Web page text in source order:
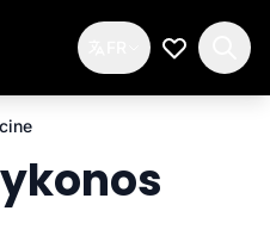
Ma Liste